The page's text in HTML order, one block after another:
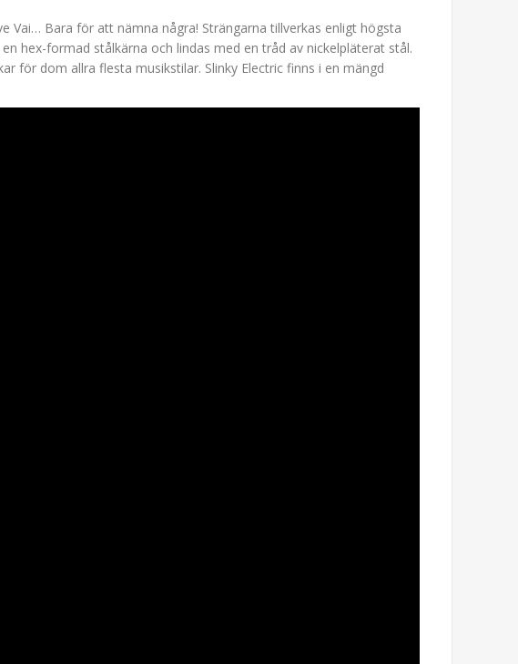
Vai… Bara för att nämna några! Strängarna tillverkas enligt högsta
hex-formad stålkärna och lindas med en tråd av nickelpläterat stål.
för dom allra flesta musikstilar. Slinky Electric finns i en mängd